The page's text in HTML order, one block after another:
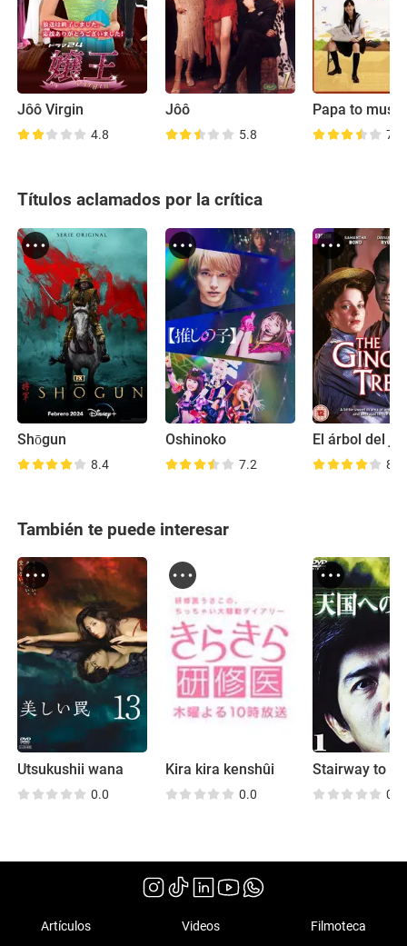
Jôô Virgin
4.8
Jôô
5.8 7.1
Títulos aclamados por la crítica
Shōgun
8.4
Oshinoko
7.2
El árbol del
8.1
También te puede interesar
Utsukushii wana
0.0
Kira kira kenshûi
0.0
Stairway to
0.0
Artículos Videos Filmoteca